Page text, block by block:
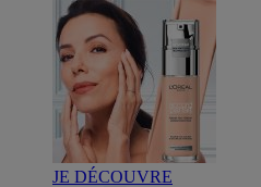
JE DÉCOUVRE